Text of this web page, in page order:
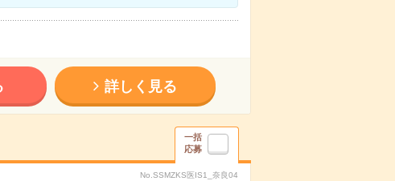
詳しく見る
一括
応募
No.SSMZKS医IS1_奈良04